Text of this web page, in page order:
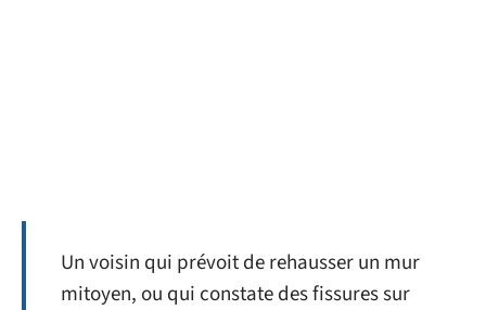
Un voisin qui prévoit de rehausser un mur
mitoyen, ou qui constate des fissures sur